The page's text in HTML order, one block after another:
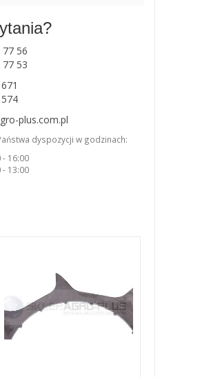
56
53
plus.com.pl
dyspozycji w godzinach:
- 16:00
- 13:00